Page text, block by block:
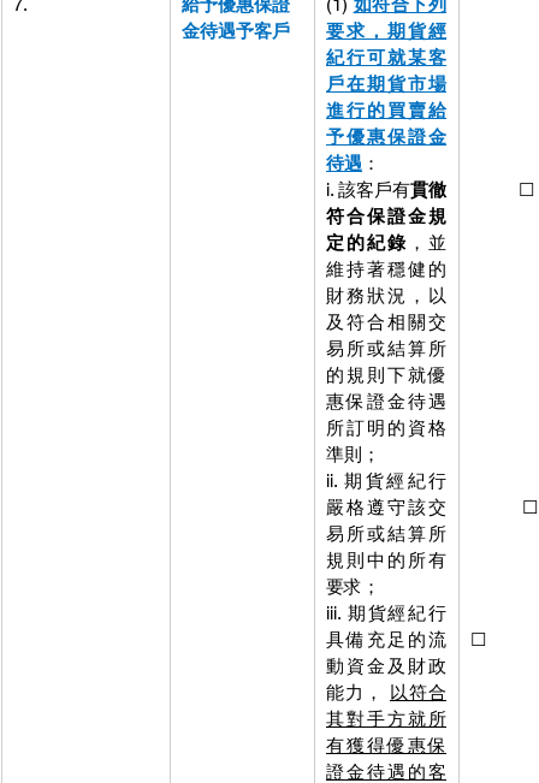
金待遇予客戶
要求，期貨經
紀行可就某客
戶在期貨市場
進行的買賣給
予優惠保證金
待遇 ：
i. 該客戶有貫徹
符合保證金規
定的紀錄 ，並
維持著穩健的
財務狀況，以
及符合相關交
易所或結算所
的規則下就優
惠保證金待遇
所訂明的資格
準則；
ii. 期貨經紀行
嚴格遵守該交
易所或結算所
規則中的所有
要求；
iii. 期貨經紀行
具備充足的流
動資金及財政
能力，
以符合
其對手方就所
有獲得優惠保
證金待遇的客
☐
☐
☐